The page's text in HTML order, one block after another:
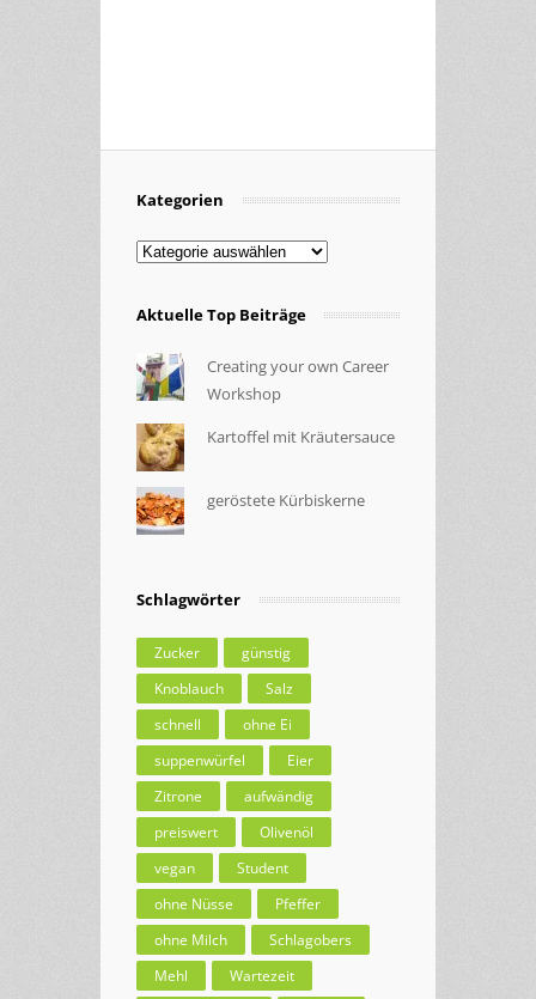
Kategorien
Kategorien
Aktuelle Top Beiträge
Creating your own Career
Workshop
Kartoffel mit Kräutersauce
geröstete Kürbiskerne
Schlagwörter
Zucker
günstig
Knoblauch
Salz
schnell
ohne Ei
suppenwürfel
Eier
Zitrone
aufwändig
preiswert
Olivenöl
vegan
Student
ohne Nüsse
Pfeffer
ohne Milch
Schlagobers
Mehl
Wartezeit